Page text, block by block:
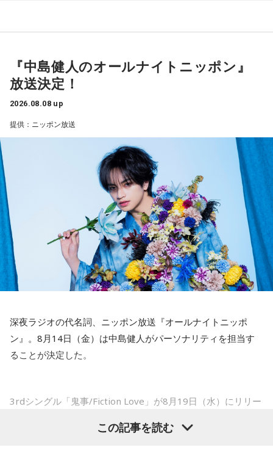
ているんだ。メンバーは違うかもしれないけれど、日本は力
があるんだぞ」と言って、油断しないように警戒させる。そ
して、「お前ら、（日本選手が）こんなことを言ってるぞ」
と塩貝選手のコメントを（起爆剤として）使うことが可能な
しないほうが良かったなと僕は思っています。
とはいえ、塩貝選手とはW杯が終わったときに違うところで
会いましたけど、本当に純粋なんですよ。全然悪気がないと
いうか。ただ、プロの選手としてそこまで考えてコメントす
るべきだったかなとは思います。
でもまだ若いですから。森保監督は“リバウンドメンタリテ
ィ”という言葉をよく使いますけど、何かうまくいかなかった
後のリアクションがすごく重要で、今後そこを塩貝選手は試
されるのかなと思いますし、その期待に応えるだけのものを
持っている選手だと思いますから、良いエネルギーに変えて
もらいたいなと思います。
----------------------------------------------------
この日の放送をradikoタイムフリーで聴く
※放送エリア外の方は、プレミアム会員の登録でご利用いた
だけます。
＜番組概要＞
番組名：SPORTS BEAT supported by TOYOTA
放送日時：毎週土曜 10:00～10:50
パーソナリティ：藤木直人、高見侑里
――過去2年の苦労は昨シーズンに活きていたということです
ね。
山田「活きていると思います。ウエイトトレーニングなどで
身体作りができたと思うので、結果を出さないといけないと
ころで出せたというのはよかったと思います」
――2月の南郷キャンプ終盤で右肘痛が発覚した時の心境を教
山田「痛かったですし、手術のタイミングはすごく悩んだの
ですが、3月9日に手術をさせていただいた。痛いままプレー
をしていても成績も上がらないですし、自分としても不安を
抱えながらプレーをするのは嫌だったので、できるだけ早く
手術をして、早く復帰ができるようにというので決断しまし
た」
――以前から痛みはあったのでしょうか？
山田「痛みがない範囲でできていたのですが、痛みの場所が
動いてしまって、数ミリでも痛みの場所が動くだけで痛みが
変わってくるので」
――実戦復帰まで4ヶ月という診断のもと、ファームで最初に
『中島健人のオールナイトニッポン』
放送決定！
2026.08.08 up
提供：ニッポン放送
深夜ラジオの代名詞、ニッポン放送『オールナイトニッポ
ン』。8月14日（金）は中島健人がパーソナリティを担当す
ることが決定した。
3rdシングル「鬼事/Fiction Love」が8月19日（水）にリリー
ティを初めて担当する。番組では、新曲「鬼事/Fiction
この記事を読む